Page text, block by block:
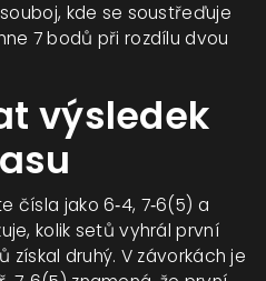
kde se soustřeďuje
7 bodů při rozdílu dvou
výsledek
čísla jako 6‑4, 7‑6(5) a
kolik setů vyhrál první
získal druhý. V závorkách je